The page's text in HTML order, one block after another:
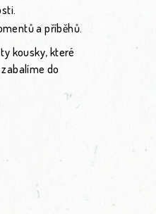
a příběhů.
kousky, které
do